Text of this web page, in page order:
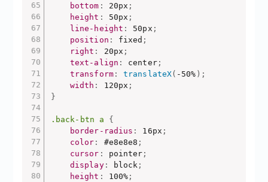
bottom : 20px ;
height : 50px ;
line-height : 50px ;
position : fixed ;
right : 20px ;
text-align : center;
transform: translateX( -50% ) ;
width : 120px ;
}
.back-btn a
{
border-radius : 16px ;
color : #e8e8e8 ;
cursor : pointer ;
display: block ;
height : 100% ;